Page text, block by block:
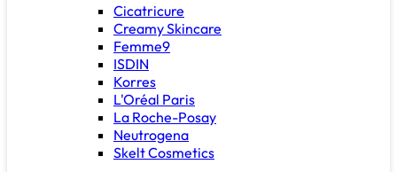
Cicatricure
Creamy Skincare
Femme9
ISDIN
Korres
L'Oréal Paris
La Roche-Posay
Neutrogena
Skelt Cosmetics